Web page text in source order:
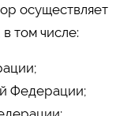
осуществляет
том числе:
Федерации;